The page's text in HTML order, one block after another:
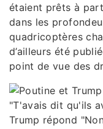
étaient prêts à
dans les
quadricoptères
d’ailleurs été
point de vue des